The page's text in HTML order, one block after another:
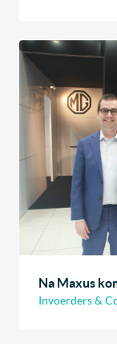
Na Maxus
Invoerders &